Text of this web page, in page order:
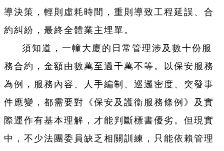
導決策，輕則虛耗時間，重則導致工程延誤、合
約糾紛，最終全體業主埋單。
須知道，一幢大廈的日常管理涉及數十份服
務合約，金額由數萬至過千萬不等。以保安服務
為例，服務內容、人手編制、巡邏密度、突發事
件應變，都需要對《保安及護衞服務條例》及實
際運作有基本理解，才能判斷標書優劣。但現實
中，不少法團委員缺乏相關訓練，只能依賴管理